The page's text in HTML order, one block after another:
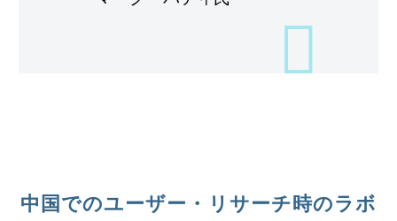
中国でのユーザー・リサーチ時のラボ